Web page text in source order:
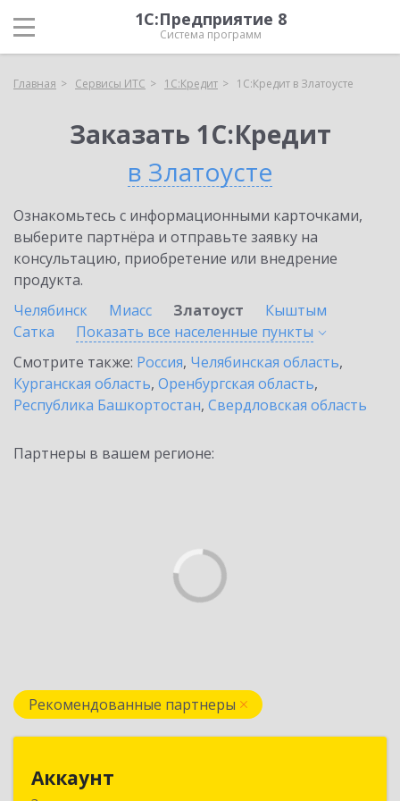
1С:Предприятие 8
Система программ
Главная Сервисы ИТС 1С:Кредит 1С:Кредит в Златоусте
Заказать 1С:Кредит
в Златоусте
Ознакомьтесь с информационными карточками,
выберите партнёра и отправьте заявку на
консультацию, приобретение или внедрение
продукта.
Челябинск
Миасс Златоуст
Кыштым
Сатка
Показать все населенные пункты
Смотрите также: Россия, Челябинская область,
Курганская область, Оренбургская область,
Республика Башкортостан, Свердловская область
Партнеры в вашем регионе:
Рекомендованные партнеры
Аккаунт